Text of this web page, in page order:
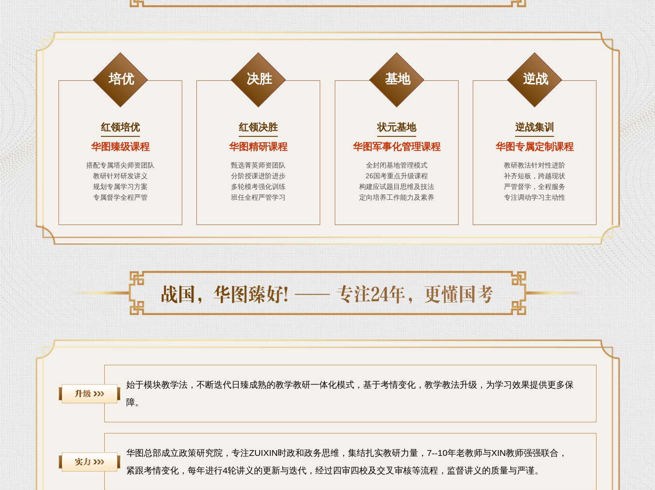
培优
红领培优
华图臻级课程
搭配专属塔尖师资团队
教研针对研发讲义
规划专属学习方案
专属督学全程严管
决胜
红领决胜
华图精研课程
甄选菁英师资团队
分阶授课进阶进步
多轮模考强化训练
班任全程严管学习
基地
状元基地
华图军事化管理课程
全封闭基地管理模式
26国考重点升级课程
构建应试题目思维及技法
定向培养工作能力及素养
逆战
逆战集训
华图专属定制课程
教研教法针对性进阶
补齐短板，跨越现状
严管督学，全程服务
专注调动学习主动性
始于模块教学法，不断迭代日臻成熟的教学教研一体化模式，基于考情变化，教学教法升级，为学习效果提供更多保
障。
华图总部成立政策研究院，专注ZUIXIN时政和政务思维，集结扎实教研力量，7--10年老教师与XIN教师强强联合，
紧跟考情变化，每年进行4轮讲义的更新与迭代，经过四审四校及交叉审核等流程，监督讲义的质量与严谨。